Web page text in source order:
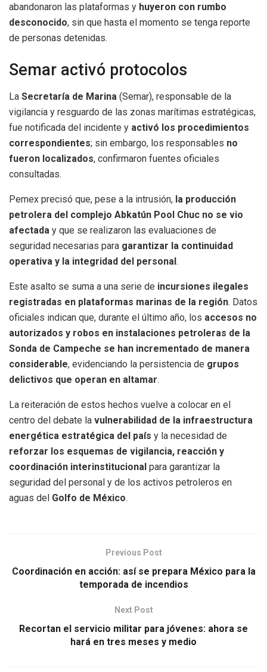
abandonaron las plataformas y huyeron con rumbo
desconocido, sin que hasta el momento se tenga reporte
de personas detenidas.
Semar activó protocolos
La Secretaría de Marina (Semar), responsable de la
vigilancia y resguardo de las zonas marítimas estratégicas,
fue notificada del incidente y activó los procedimientos
correspondientes; sin embargo, los responsables no
fueron localizados, confirmaron fuentes oficiales
consultadas.
Pemex precisó que, pese a la intrusión, la producción
petrolera del complejo Abkatún Pool Chuc no se vio
afectada y que se realizaron las evaluaciones de
seguridad necesarias para garantizar la continuidad
operativa y la integridad del personal.
Este asalto se suma a una serie de incursiones ilegales
registradas en plataformas marinas de la región. Datos
oficiales indican que, durante el último año, los accesos no
autorizados y robos en instalaciones petroleras de la
Sonda de Campeche se han incrementado de manera
considerable, evidenciando la persistencia de grupos
delictivos que operan en altamar.
La reiteración de estos hechos vuelve a colocar en el
centro del debate la vulnerabilidad de la infraestructura
energética estratégica del país y la necesidad de
reforzar los esquemas de vigilancia, reacción y
coordinación interinstitucional para garantizar la
seguridad del personal y de los activos petroleros en
aguas del Golfo de México.
Previous Post
Coordinación en acción: así se prepara México para la
temporada de incendios
Next Post
Recortan el servicio militar para jóvenes: ahora se
hará en tres meses y medio